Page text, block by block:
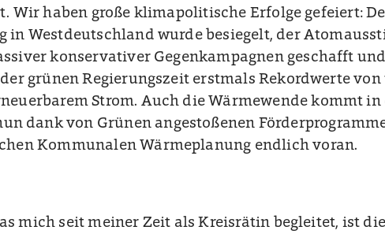
Wir haben große klimapolitische Erfolge gefeiert:
in Westdeutschland wurde besiegelt, der
konservativer Gegenkampagnen geschafft
grünen Regierungszeit erstmals Rekordwerte von
Strom. Auch die Wärmewende kommt in
dank von Grünen angestoßenen
Kommunalen Wärmeplanung endlich voran.
mich seit meiner Zeit als Kreisrätin begleitet, ist die